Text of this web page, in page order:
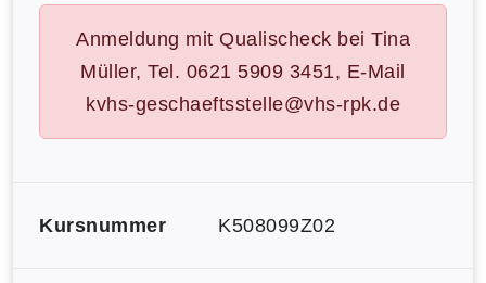
Anmeldung mit Qualischeck bei Tina
Müller, Tel. 0621 5909 3451, E-Mail
kvhs-geschaeftsstelle@vhs-rpk.de
Kursnummer K508099Z02